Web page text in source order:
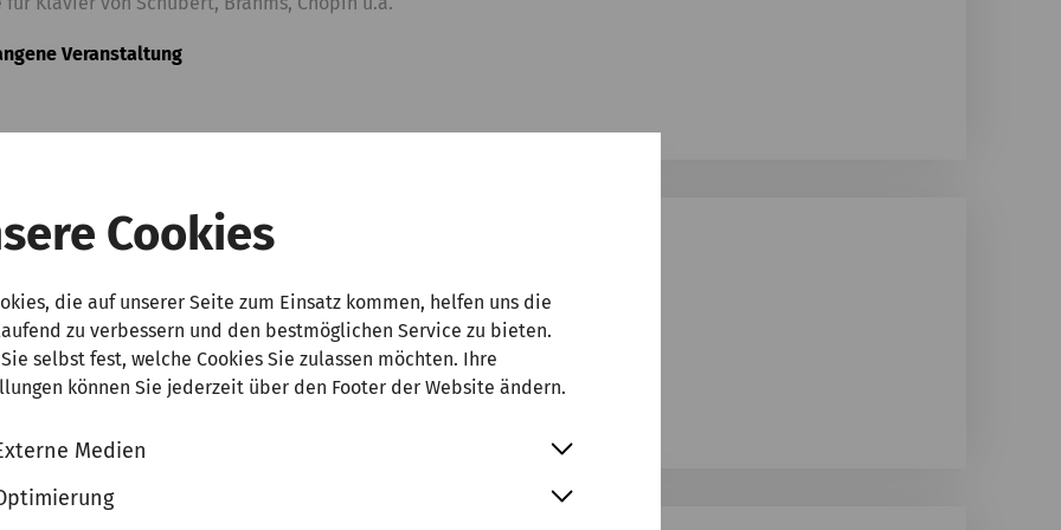
Cookies
die auf unserer Seite zum Einsatz kommen, helfen uns die
zu verbessern und den bestmöglichen Service zu bieten.
selbst fest, welche Cookies Sie zulassen möchten. Ihre
können Sie jederzeit über den Footer der Website ändern.
Medien
Veranstaltung
16. Februar 2026 | 19:30 Uhr|
Veranstaltung